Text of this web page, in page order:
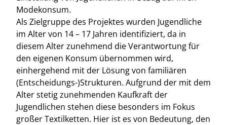
Modekonsum.
Als Zielgruppe des Projektes wurden Jugendliche
im Alter von 14 – 17 Jahren identifiziert, da in
diesem Alter zunehmend die Verantwortung für
den eigenen Konsum übernommen wird,
einhergehend mit der Lösung von familiären
(Entscheidungs-)Strukturen. Aufgrund der mit dem
Alter stetig zunehmenden Kaufkraft der
Jugendlichen stehen diese besonders im Fokus
großer Textilketten. Hier ist es von Bedeutung, den